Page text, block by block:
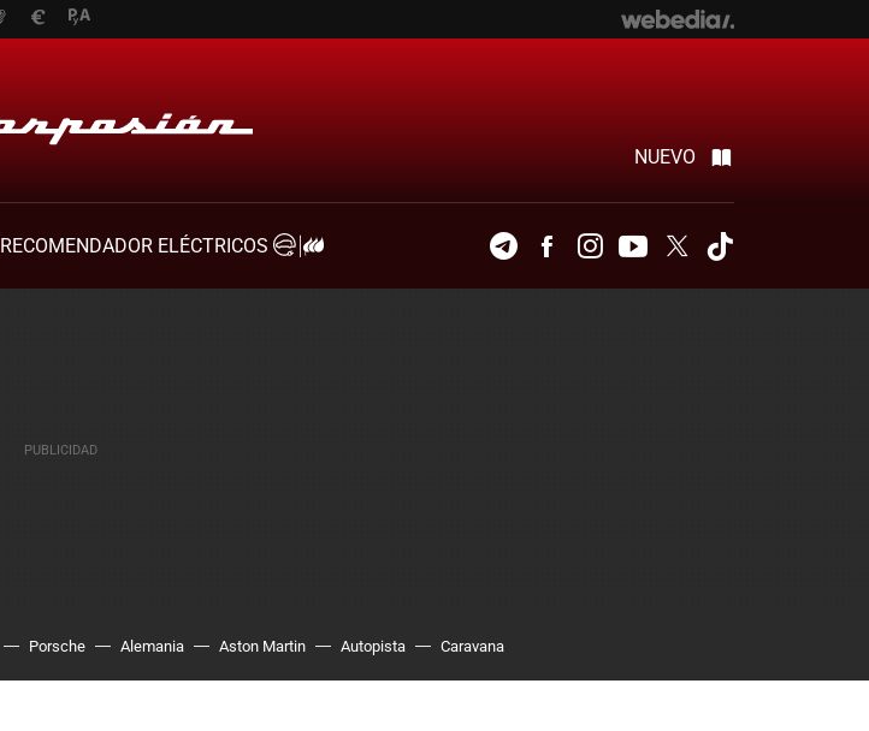
NUEVO
RECOMENDADOR ELÉCTRICOS
TelegramFacebookInstagramYoutubeTwitter
Porsche Alemania Aston Martin Autopista Caravana